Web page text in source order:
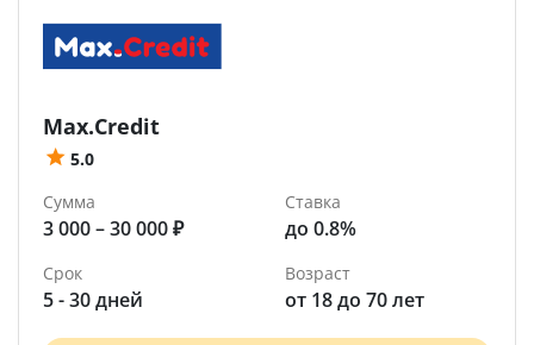
Max.Credit
5.0
Сумма
3 000 – 30 000 ₽
Ставка
до 0.8%
Срок
5 - 30 дней
Возраст
от 18 до 70 лет